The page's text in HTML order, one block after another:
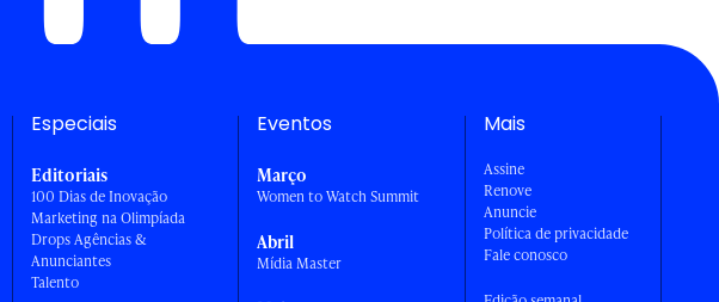
Especiais
Editoriais
100 Dias de Inovação
Marketing na Olimpíada
Drops Agências &
Anunciantes
Talento
Eventos
Março
Women to Watch Summit
Abril
Mídia Master
Mais
Assine
Renove
Anuncie
Política de privacidade
Fale conosco